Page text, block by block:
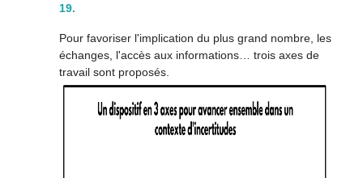
19.
Pour favoriser l'implication du plus grand nombre, les
échanges, l'accès aux informations…
trois axes de
travail sont proposés.